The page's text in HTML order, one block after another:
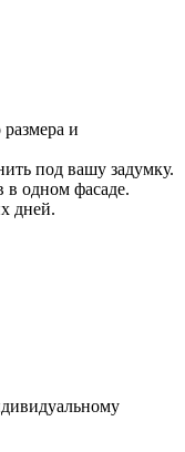
и
под вашу задумку.
в одном фасаде.
дней.